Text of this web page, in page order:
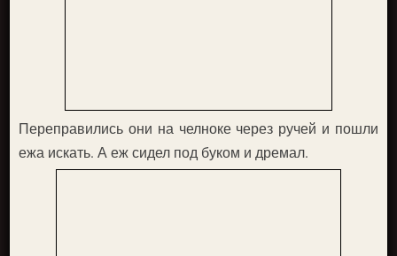
Переправились они на челноке через ручей и пошли
ежа искать. А еж сидел под буком и дремал.